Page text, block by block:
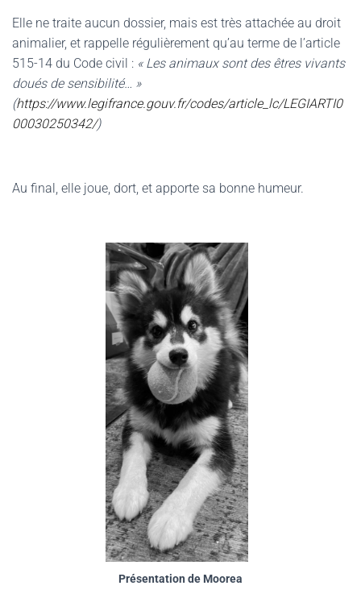
Elle ne traite aucun dossier, mais est très attachée au droit
animalier, et rappelle régulièrement qu’au terme de l’article
515-14 du Code civil : « Les animaux sont des êtres vivants
doués de sensibilité… »
(https://www.legifrance.gouv.fr/codes/article_lc/LEGIARTI0
00030250342/)
Au final, elle joue, dort, et apporte sa bonne humeur.
Présentation de Moorea